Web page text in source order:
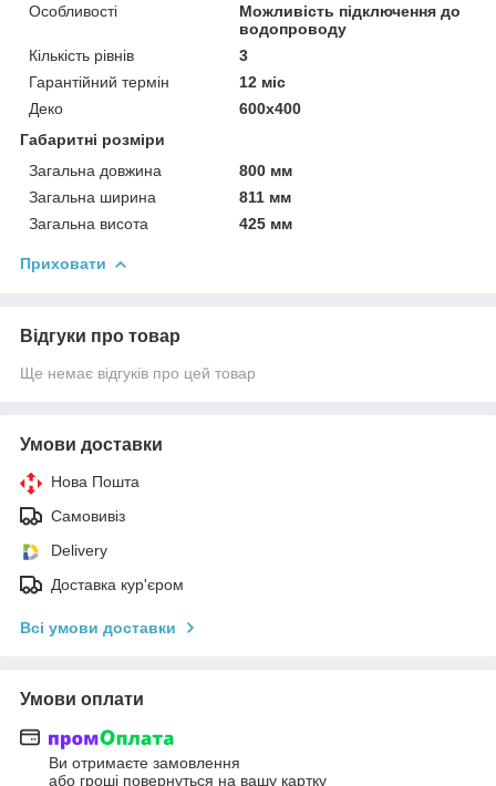
Особливості
Можливість підключення до
водопроводу
Кількість рівнів
3
Гарантійний термін
12 міс
Деко
600x400
Габаритні розміри
Загальна довжина
800 мм
Загальна ширина
811 мм
Загальна висота
425 мм
Приховати
Відгуки про товар
Ще немає відгуків про цей товар
Умови доставки
Нова Пошта
Самовивіз
Delivery
Доставка кур'єром
Всі умови доставки
Умови оплати
Ви отримаєте замовлення
або гроші повернуться на вашу картку